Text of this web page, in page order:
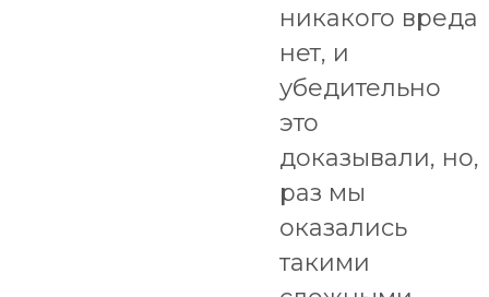
никакого вреда
нет, и
убедительно
это
доказывали, но,
раз мы
оказались
такими